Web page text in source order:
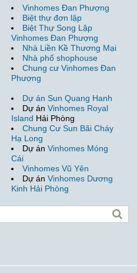
Vinhomes Đan Phượng
Biệt thự đơn lập
Biệt Thự Song Lập
Vinhomes Đan Phượng
Nhà Liền Kề Thương Mại
Nhà phố shophouse
Chung cư Vinhomes Đan
Phượng
Dự án Sun Quang Hanh
Dự án Vinhomes Royal
Island Hải Phòng
Chung Cư Sun Bãi Cháy
Hạ Long
Dự án Vinhomes Móng
Cái
Vinhomes Vũ Yên
Dự án Vinhomes Dương
Kinh Hải Phòng